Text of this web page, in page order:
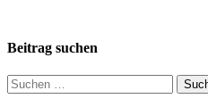
Beitrag suchen
Suchen
nach: